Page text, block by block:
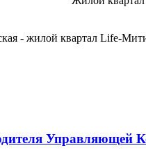
- жилой квартал Life-
Управляющей